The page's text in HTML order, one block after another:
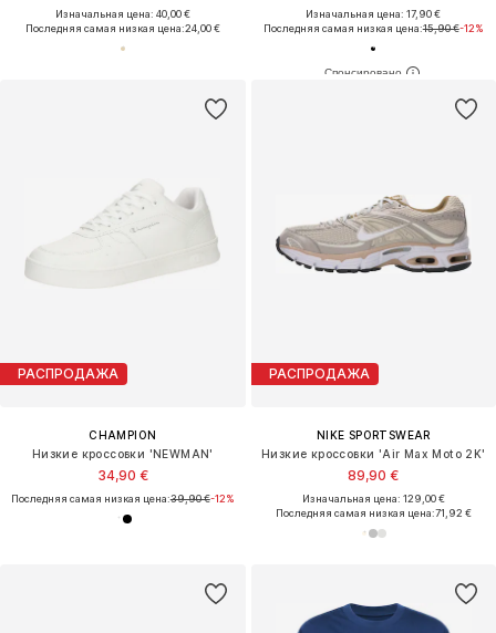
Изначальная цена: 40,00 €
Последняя самая низкая цена:24,00 €
Изначальная цена: 17,90 €
Последняя самая низкая цена:15,90 €-12%
РАСПРОДАЖА
CHAMPION
Низкие кроссовки 'NEWMAN'
34,90 €
Последняя самая низкая цена:39,90 €-12%
РАСПРОДАЖА
NIKE SPORTSWEAR
Низкие кроссовки 'Air Max Moto 2K'
89,90 €
Изначальная цена: 129,00 €
Последняя самая низкая цена:71,92 €